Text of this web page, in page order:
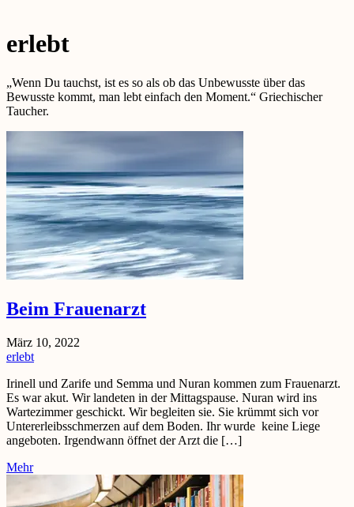
erlebt
„Wenn Du tauchst, ist es so als ob das Unbewusste über das
Bewusste kommt, man lebt einfach den Moment.“ Griechischer
Taucher.
Beim Frauenarzt
März 10, 2022
erlebt
Irinell und Zarife und Semma und Nuran kommen zum Frauenarzt.
Es war akut. Wir landeten in der Mittagspause. Nuran wird ins
Wartezimmer geschickt. Wir begleiten sie. Sie krümmt sich vor
Untererleibsschmerzen auf dem Boden. Ihr wurde keine Liege
angeboten. Irgendwann öffnet der Arzt die […]
Mehr